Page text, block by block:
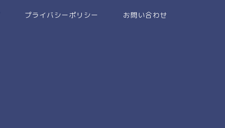
プライバシーポリシー お問い合わせ